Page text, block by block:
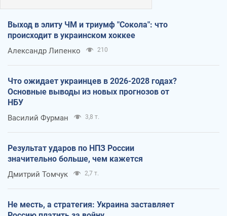
Выход в элиту ЧМ и триумф "Сокола": что
происходит в украинском хоккее
Александр Липенко 210
Что ожидает украинцев в 2026-2028 годах?
Основные выводы из новых прогнозов от
НБУ
Василий Фурман 3,8 т.
Результат ударов по НПЗ России
значительно больше, чем кажется
Дмитрий Томчук 2,7 т.
Не месть, а стратегия: Украина заставляет